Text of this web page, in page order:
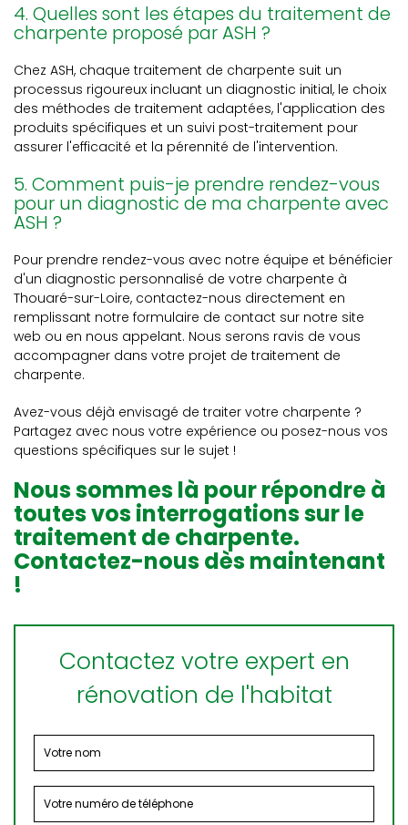
4. Quelles sont les étapes du traitement de
charpente proposé par ASH ?
Chez ASH, chaque traitement de charpente suit un
processus rigoureux incluant un diagnostic initial, le choix
des méthodes de traitement adaptées, l'application des
produits spécifiques et un suivi post-traitement pour
assurer l'efficacité et la pérennité de l'intervention.
5. Comment puis-je prendre rendez-vous
pour un diagnostic de ma charpente avec
ASH ?
Pour prendre rendez-vous avec notre équipe et bénéficier
d'un diagnostic personnalisé de votre charpente à
Thouaré-sur-Loire, contactez-nous directement en
remplissant notre formulaire de contact sur notre site
web ou en nous appelant. Nous serons ravis de vous
accompagner dans votre projet de traitement de
charpente.
Avez-vous déjà envisagé de traiter votre charpente ?
Partagez avec nous votre expérience ou posez-nous vos
questions spécifiques sur le sujet !
Nous sommes là pour répondre à
toutes vos interrogations sur le
traitement de charpente.
Contactez-nous dès maintenant
!
Contactez votre expert en
rénovation de l'habitat